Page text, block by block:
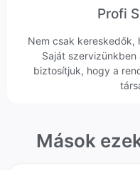
Profi
Nem csak kereskedők,
Saját
biztosítjuk, hogy a
Mások